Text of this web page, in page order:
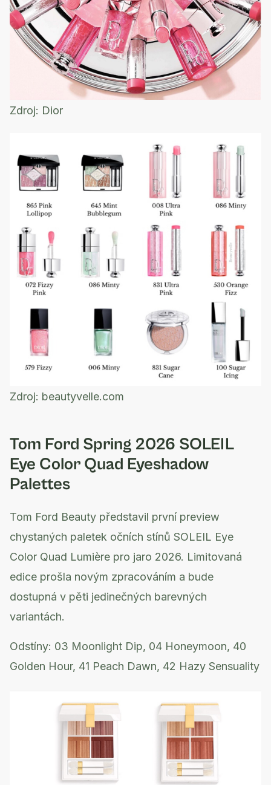
Zdroj: Dior
Zdroj: beautyvelle.com
Tom Ford Spring 2026 SOLEIL
Eye Color Quad Eyeshadow
Palettes
Tom Ford Beauty představil první preview
chystaných paletek očních stínů SOLEIL Eye
Color Quad Lumière pro jaro 2026. Limitovaná
edice prošla novým zpracováním a bude
dostupná v pěti jedinečných barevných
variantách.
Odstíny: 03 Moonlight Dip, 04 Honeymoon, 40
Golden Hour, 41 Peach Dawn, 42 Hazy Sensuality